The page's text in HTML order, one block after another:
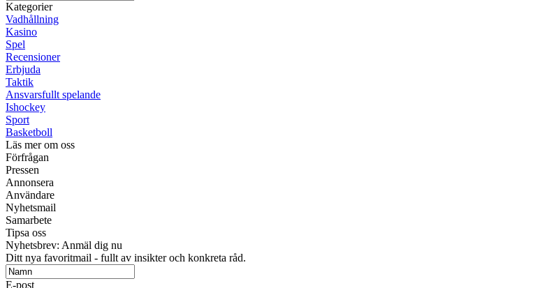
Kategorier
Vadhållning
Kasino
Spel
Recensioner
Erbjuda
Taktik
Ansvarsfullt spelande
Ishockey
Sport
Basketboll
Läs mer om oss
Förfrågan
Pressen
Annonsera
Användare
Nyhetsmail
Samarbete
Tipsa oss
Nyhetsbrev: Anmäl dig nu
Ditt nya favoritmail - fullt av insikter och konkreta råd.
E-post